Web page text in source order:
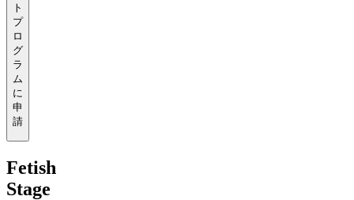
ト
プ
ロ
グ
ラ
ム
に
申
請
Fetish
Stage